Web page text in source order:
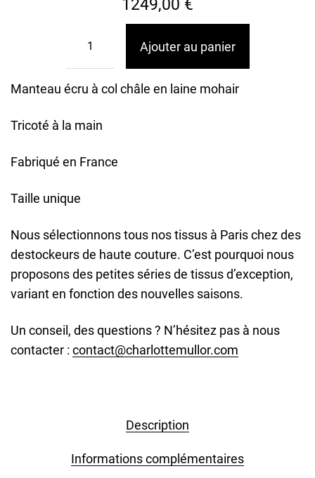
1249,00 €
Manteau écru à col châle en laine mohair
Tricoté à la main
Fabriqué en France
Taille unique
Nous sélectionnons tous nos tissus à Paris chez des
destockeurs de haute couture. C’est pourquoi nous
proposons des petites séries de tissus d’exception,
variant en fonction des nouvelles saisons.
Un conseil, des questions ? N’hésitez pas à nous
contacter : contact@charlottemullor.com
Ajouter au panier
Description
Informations complémentaires